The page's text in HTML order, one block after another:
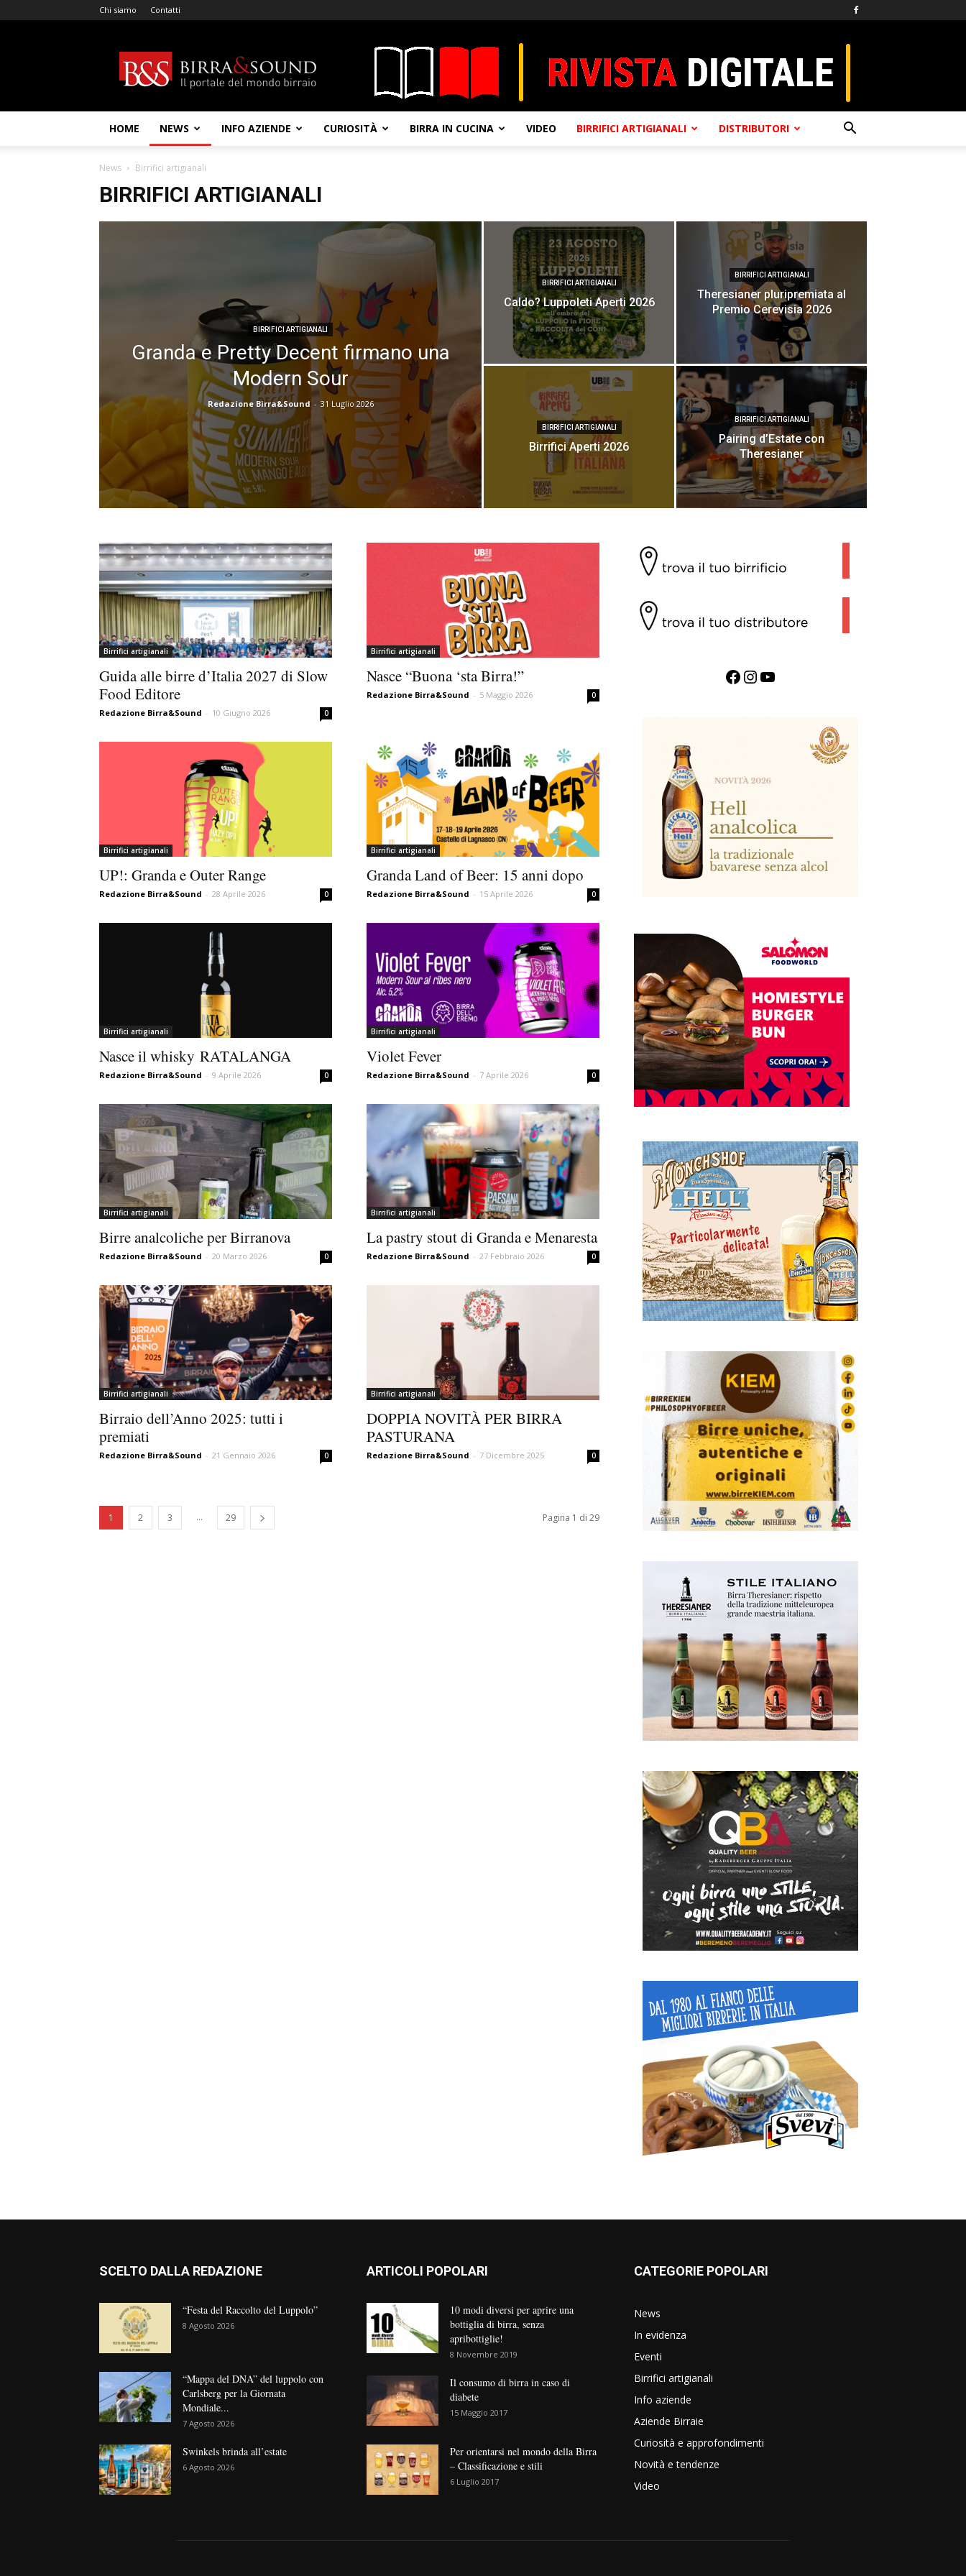
Chi siamo Contatti
&
Sound
HOME NEWS INFO AZIENDE CURIOSITÀ BIRRA IN CUCINA VIDEO BIRRIFICI ARTIGIANALI DISTRIBUTORI
News Birrifici artigianali
BIRRIFICI ARTIGIANALI
BIRRIFICI ARTIGIANALI
Granda e Pretty Decent firmano una
Modern Sour
Redazione Birra&Sound - 31 Luglio 2026
BIRRIFICI ARTIGIANALI
Caldo? Luppoleti Aperti 2026
BIRRIFICI ARTIGIANALI
Theresianer pluripremiata al
Premio Cerevisia 2026
BIRRIFICI ARTIGIANALI
Birrifici Aperti 2026
BIRRIFICI ARTIGIANALI
Pairing d’Estate con
Theresianer
Birrifici artigianali
Guida alle birre d’Italia 2027 di Slow
Food Editore
Redazione Birra&Sound - 10 Giugno 2026 0
Birrifici artigianali
Nasce “Buona ‘sta Birra!”
Redazione Birra&Sound - 5 Maggio 2026 0
Birrifici artigianali
UP!: Granda e Outer Range
Redazione Birra&Sound - 28 Aprile 2026 0
Birrifici artigianali
Granda Land of Beer: 15 anni dopo
Redazione Birra&Sound - 15 Aprile 2026 0
Birrifici artigianali
Nasce il whisky RATALANGA
Redazione Birra&Sound - 9 Aprile 2026 0
Birrifici artigianali
Violet Fever
Redazione Birra&Sound - 7 Aprile 2026 0
Birrifici artigianali
Birre analcoliche per Birranova
Redazione Birra&Sound - 20 Marzo 2026 0
Birrifici artigianali
La pastry stout di Granda e Menaresta
Redazione Birra&Sound - 27 Febbraio 2026 0
Birrifici artigianali
Birraio dell’Anno 2025: tutti i
premiati
Redazione Birra&Sound - 21 Gennaio 2026 0
Birrifici artigianali
DOPPIA NOVITÀ PER BIRRA
PASTURANA
Redazione Birra&Sound - 7 Dicembre 2025 0
1 2 3 ... 29 Pagina 1 di 29
Facebook InstagramYouTube
SCELTO DALLA REDAZIONE
“Festa del Raccolto del Luppolo”
8 Agosto 2026
“Mappa del DNA” del luppolo con
Carlsberg per la Giornata
Mondiale...
7 Agosto 2026
Swinkels brinda all’estate
6 Agosto 2026
ARTICOLI POPOLARI
10 modi diversi per aprire una
bottiglia di birra, senza
apribottiglie!
8 Novembre 2019
Il consumo di birra in caso di
diabete
15 Maggio 2017
Per orientarsi nel mondo della Birra
– Classificazione e stili
6 Luglio 2017
CATEGORIE POPOLARI
News
In evidenza
Eventi
Birrifici artigianali
Info aziende
Aziende Birraie
Curiosità e approfondimenti
Novità e tendenze
Video